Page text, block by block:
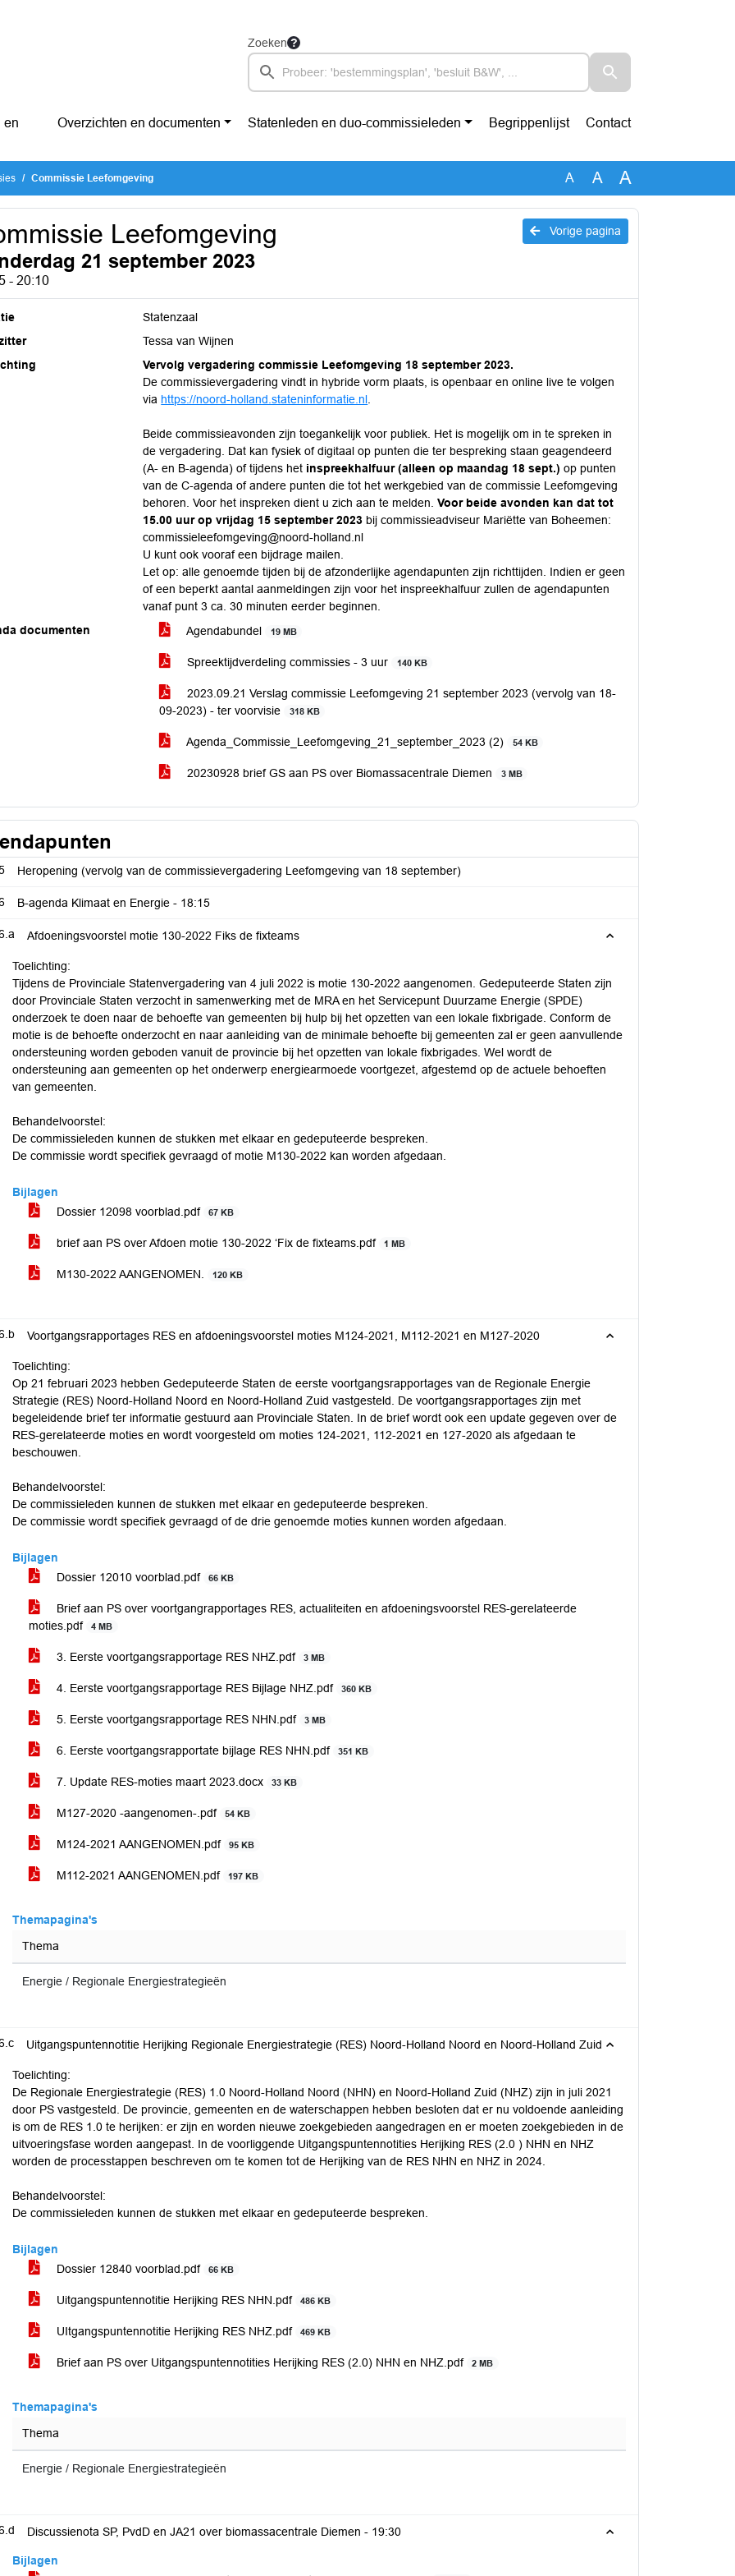
Zoeken
en Overzichten en documenten Statenleden en duo-commissieleden Begrippenlijst Contact
Commissie Leefomgeving A A A
Vorige pagina
Leefomgeving
21 september 2023
- 20:10
Statenzaal
Tessa van Wijnen
Vervolg vergadering commissie Leefomgeving 18 september 2023.
De commissievergadering vindt in hybride vorm plaats, is openbaar en online live te volgen
via https://noord-holland.stateninformatie.nl
Beide commissieavonden zijn toegankelijk voor publiek. Het is mogelijk om in te spreken in
de vergadering. Dat kan fysiek of digitaal op punten die ter bespreking staan geagendeerd
(A- en B-agenda) of tijdens het inspreekhalfuur (alleen op maandag 18 sept.) op punten
van de C-agenda of andere punten die tot het werkgebied van de commissie Leefomgeving
behoren. Voor het inspreken dient u zich aan te melden.Voor beide avonden kan dat tot
15.00 uur op vrijdag 15 september 2023 bij commissieadviseur Mariëtte van Boheemen:
commissieleefomgeving@noord-holland.nl
U kunt ook vooraf een bijdrage mailen.
Let op: alle genoemde tijden bij de afzonderlijke agendapunten zijn richttijden. Indien er geen
of een beperkt aantal aanmeldingen zijn voor het inspreekhalfuur zullen de agendapunten
vanaf punt 3 ca. 30 minuten eerder beginnen.
documenten
Agendabundel 19 MB
Spreektijdverdeling commissies - 3 uur 140 KB
2023.09.21 Verslag commissie Leefomgeving 21 september 2023 (vervolg van 18-
09-2023) - ter voorvisie
318 KB
Agenda_Commissie_Leefomgeving_21_september_2023 (2) 54 KB
20230928 brief GS aan PS over Biomassacentrale Diemen 3 MB
Heropening (vervolg van de commissievergadering Leefomgeving van 18 september)
B-agenda Klimaat en Energie - 18:15
Afdoeningsvoorstel motie 130-2022 Fiks de fixteams
Toelichting:
Tijdens de Provinciale Statenvergadering van 4 juli 2022 is motie 130-2022 aangenomen. Gedeputeerde Staten zijn
door Provinciale Staten verzocht in samenwerking met de MRA en het Servicepunt Duurzame Energie (SPDE)
onderzoek te doen naar de behoefte van gemeenten bij hulp bij het opzetten van een lokale fixbrigade. Conform de
motie is de behoefte onderzocht en naar aanleiding van de minimale behoefte bij gemeenten zal er geen aanvullende
ondersteuning worden geboden vanuit de provincie bij het opzetten van lokale fixbrigades. Wel wordt de
ondersteuning aan gemeenten op het onderwerp energiearmoede voortgezet, afgestemd op de actuele behoeften
van gemeenten.
Behandelvoorstel:
De commissieleden kunnen de stukken met elkaar en gedeputeerde bespreken.
De commissie wordt specifiek gevraagd of motie M130-2022 kan worden afgedaan.
Bijlagen
Dossier 12098 voorblad.pdf
67 KB
brief aan PS over Afdoen motie 130-2022 ‘Fix de fixteams.pdf 1 MB
M130-2022 AANGENOMEN. 120 KB
Voortgangsrapportages RES en afdoeningsvoorstel moties M124-2021, M112-2021 en M127-2020
Toelichting:
Op 21 februari 2023 hebben Gedeputeerde Staten de eerste voortgangsrapportages van de Regionale Energie
Strategie (RES) Noord-Holland Noord en Noord-Holland Zuid vastgesteld. De voortgangsrapportages zijn met
begeleidende brief ter informatie gestuurd aan Provinciale Staten. In de brief wordt ook een update gegeven over de
RES-gerelateerde moties en wordt voorgesteld om moties 124-2021, 112-2021 en 127-2020 als afgedaan te
beschouwen.
Behandelvoorstel:
De commissieleden kunnen de stukken met elkaar en gedeputeerde bespreken.
De commissie wordt specifiek gevraagd of de drie genoemde moties kunnen worden afgedaan.
Bijlagen
Dossier 12010 voorblad.pdf
66 KB
Brief aan PS over voortgangrapportages RES, actualiteiten en afdoeningsvoorstel RES-gerelateerde
moties.pdf
4 MB
3. Eerste voortgangsrapportage RES NHZ.pdf 3 MB
4. Eerste voortgangsrapportage RES Bijlage NHZ.pdf 360 KB
5. Eerste voortgangsrapportage RES NHN.pdf 3 MB
6. Eerste voortgangsrapportate bijlage RES NHN.pdf 351 KB
7. Update RES-moties maart 2023.docx 33 KB
M127-2020 -aangenomen-.pdf 54 KB
M124-2021 AANGENOMEN.pdf 95 KB
M112-2021 AANGENOMEN.pdf 197 KB
Themapagina's
Thema
Energie / Regionale Energiestrategieën
Uitgangspuntennotitie Herijking Regionale Energiestrategie (RES) Noord-Holland Noord en Noord-Holland Zuid
Toelichting:
De Regionale Energiestrategie (RES) 1.0 Noord-Holland Noord (NHN) en Noord-Holland Zuid (NHZ) zijn in juli 2021
door PS vastgesteld. De provincie, gemeenten en de waterschappen hebben besloten dat er nu voldoende aanleiding
is om de RES 1.0 te herijken: er zijn en worden nieuwe zoekgebieden aangedragen en er moeten zoekgebieden in de
uitvoeringsfase worden aangepast. In de voorliggende Uitgangspuntennotities Herijking RES (2.0 ) NHN en NHZ
worden de processtappen beschreven om te komen tot de Herijking van de RES NHN en NHZ in 2024.
Behandelvoorstel:
De commissieleden kunnen de stukken met elkaar en gedeputeerde bespreken.
Bijlagen
Dossier 12840 voorblad.pdf
66 KB
Uitgangspuntennotitie Herijking RES NHN.pdf 486 KB
UItgangspuntennotitie Herijking RES NHZ.pdf 469 KB
Brief aan PS over Uitgangspuntennotities Herijking RES (2.0) NHN en NHZ.pdf 2 MB
Themapagina's
Thema
Energie / Regionale Energiestrategieën
Discussienota SP, PvdD en JA21 over biomassacentrale Diemen - 19:30
Bijlagen